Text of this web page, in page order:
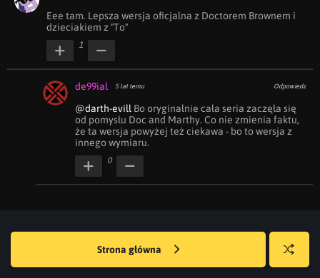
Eee tam. Lepsza wersja oficjalna z Doctorem Brownem i
dzieciakiem z "To"
1
de99ial 5 lat temu Odpowiedz
@darth-evill Bo oryginalnie cała seria zaczęła się
od pomysłu Doc and Marthy. Co nie zmienia faktu,
że ta wersja powyżej też ciekawa - bo to wersja z
innego wymiaru.
0
Strona główna